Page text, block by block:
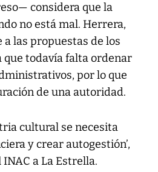
considera que la
no está mal. Herrera,
a las propuestas de los
que todavía falta ordenar
por lo que
de una autoridad.
cultural se necesita
y crear autogestión’,
a La Estrella.